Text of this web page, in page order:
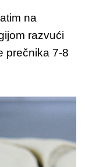
na
razvući
prečnika 7-8